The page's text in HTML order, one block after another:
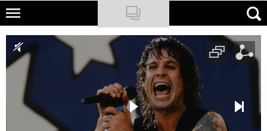
Skip
main
content
NATIONAL GEOGRAPHIC
TRAVELER
PODCASTY